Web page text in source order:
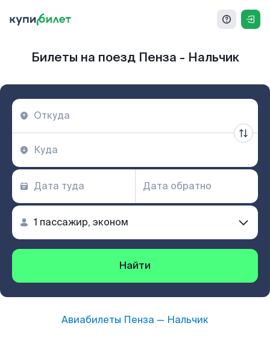
Билеты на поезд Пенза - Нальчик
Найти
Авиабилеты Пенза — Нальчик